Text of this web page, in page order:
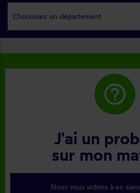
Choisissez un département
help_outline
J'ai un
sur mon
Nous vous aidons à en